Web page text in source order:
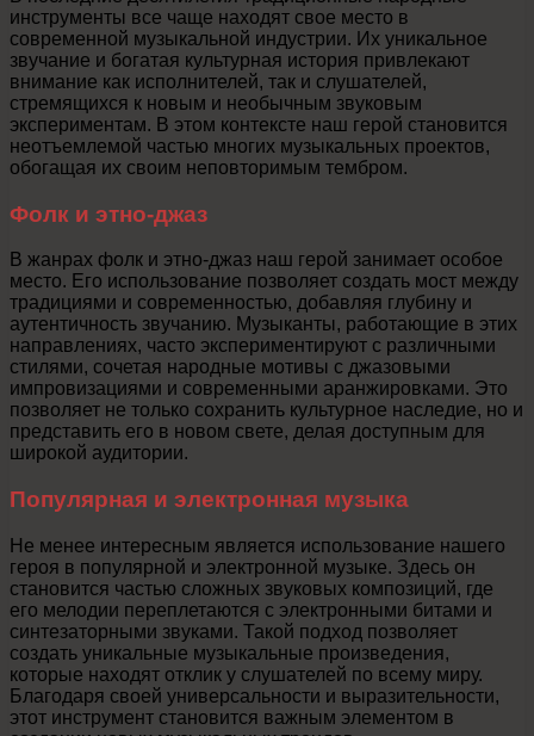
инструменты все чаще находят свое место в
современной музыкальной индустрии. Их уникальное
звучание и богатая культурная история привлекают
внимание как исполнителей, так и слушателей,
стремящихся к новым и необычным звуковым
экспериментам. В этом контексте наш герой становится
неотъемлемой частью многих музыкальных проектов,
обогащая их своим неповторимым тембром.
Фолк и этно-джаз
В жанрах фолк и этно-джаз наш герой занимает особое
место. Его использование позволяет создать мост между
традициями и современностью, добавляя глубину и
аутентичность звучанию. Музыканты, работающие в этих
направлениях, часто экспериментируют с различными
стилями, сочетая народные мотивы с джазовыми
импровизациями и современными аранжировками. Это
позволяет не только сохранить культурное наследие, но и
представить его в новом свете, делая доступным для
широкой аудитории.
Популярная и электронная музыка
Не менее интересным является использование нашего
героя в популярной и электронной музыке. Здесь он
становится частью сложных звуковых композиций, где
его мелодии переплетаются с электронными битами и
синтезаторными звуками. Такой подход позволяет
создать уникальные музыкальные произведения,
которые находят отклик у слушателей по всему миру.
Благодаря своей универсальности и выразительности,
этот инструмент становится важным элементом в